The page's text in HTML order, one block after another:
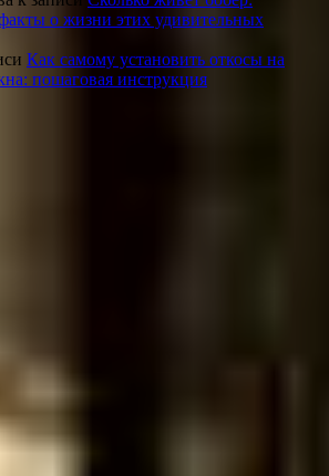
о жизни этих удивительных
Как самому установить откосы на
пошаговая инструкция